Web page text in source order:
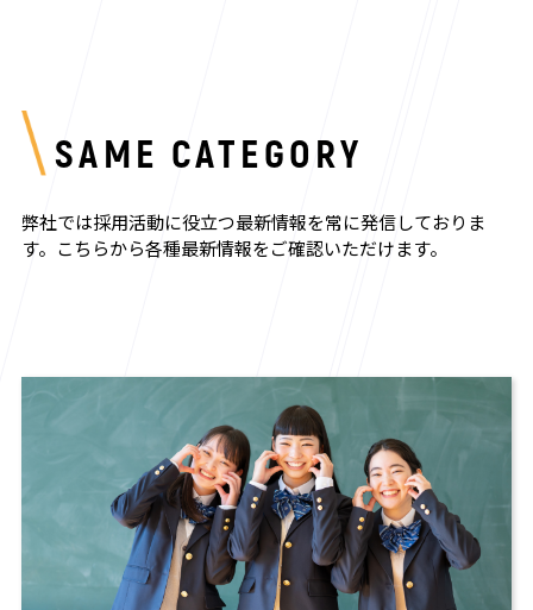
SAME CATEGORY
弊社では採用活動に役立つ最新情報を常に発信しておりま
す。 こちらから各種最新情報をご確認いただけます。